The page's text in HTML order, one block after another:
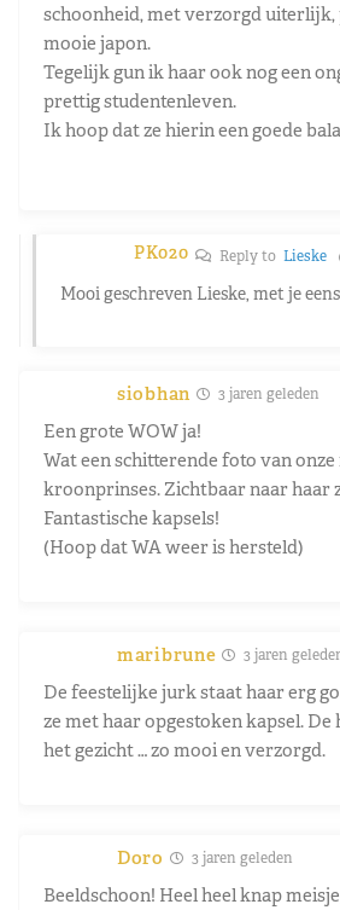
schoonheid, met verzorgd uiterlijk,
mooie japon.
Tegelijk gun ik haar ook nog een
prettig studentenleven.
Ik hoop dat ze hierin een goede
PK020 Reply to Lieske
Mooi geschreven Lieske, met je
siobhan 3 jaren geleden
Een grote WOW ja!
Wat een schitterende foto van onze
kroonprinses. Zichtbaar naar haar
Fantastische kapsels!
(Hoop dat WA weer is hersteld)
maribrune 3 jaren
De feestelijke jurk staat haar erg
ze met haar opgestoken kapsel. De
het gezicht … zo mooi en verzorgd.
Doro 3 jaren geleden
Beeldschoon! Heel heel knap